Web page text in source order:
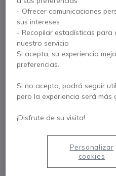
Paga en 3 pagos de
4 Tamaños:1x S, 1x M, 1x L,
Compatible: DW Office y SD
Mostrar más
Contacte a nuestros
900 80 26 26
- Ofrecer comunicaciones
sus intereses
- Recopilar estadísticas para
nuestro servicio
Si acepta, su experiencia
preferencias.
Si no acepta, podrá seguir
pero la experiencia será más
¡Disfrute de su visita!
Personalizar
cookies